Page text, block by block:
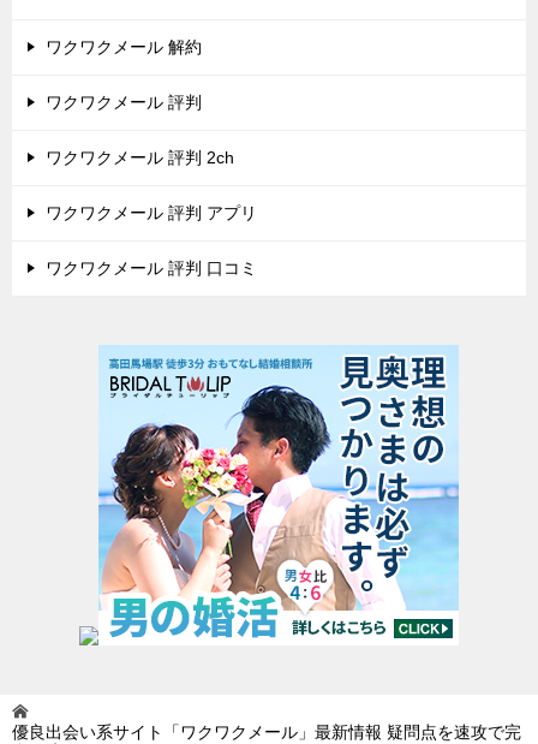
ワクワクメール 解約
ワクワクメール 評判
ワクワクメール 評判 2ch
ワクワクメール 評判 アプリ
ワクワクメール 評判 口コミ
優良出会い系サイト「ワクワクメール」最新情報 疑問点を速攻で完